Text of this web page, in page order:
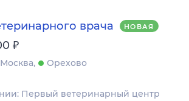
врача НОВАЯ
₽
Москва
Орехово
Первый ветеринарный центр